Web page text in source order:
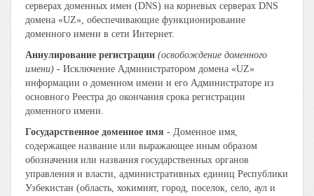
серверах доменных имен (DNS) на корневых серверах DNS
домена «UZ», обеспечивающие функционирование
доменного имени в сети Интернет.
Аннулирование регистрации (освобождение доменного
имени) - Исключение Администратором домена «UZ»
информации о доменном имени и его Администраторе из
основного Реестра до окончания срока регистрации
доменного имени.
Государственное доменное имя - Доменное имя,
содержащее название или выражающее иным образом
обозначения или названия государственных органов
управления и власти, административных единиц Республики
Узбекистан (область, хокимият, город, поселок, село, аул и